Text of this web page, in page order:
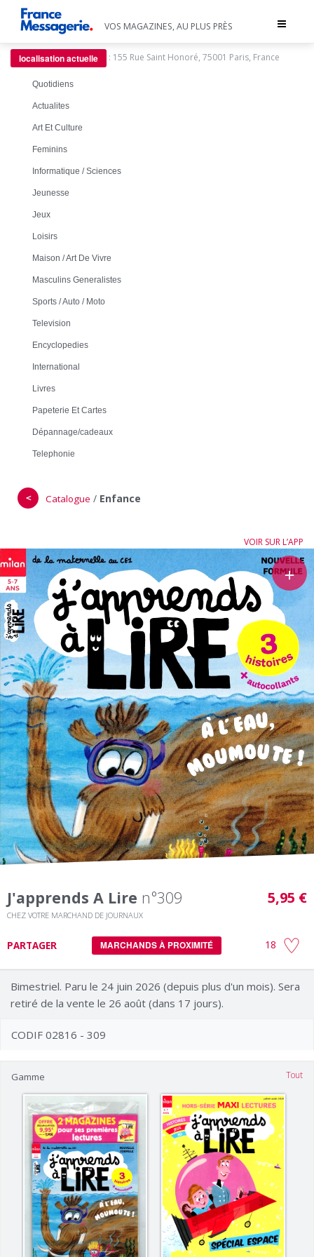
Toggle
VOS MAGAZINES, AU PLUS PRÈS
localisation actuelle : 155 Rue Saint Honoré, 75001 Paris, France
Quotidiens
Actualites
Art Et Culture
Feminins
Informatique / Sciences
Jeunesse
Jeux
Loisirs
Maison / Art De Vivre
Masculins Generalistes
Sports / Auto / Moto
Television
Encyclopedies
International
Livres
Papeterie Et Cartes
Dépannage/cadeaux
Telephonie
＜ Catalogue / Enfance
VOIR SUR L’APP
＋
J'apprends A Lire n°309
CHEZ VOTRE MARCHAND DE JOURNAUX
5,95 €
PARTAGER MARCHANDS À PROXIMITÉ 18
Bimestriel. Paru le 24 juin 2026 (depuis plus d'un mois). Sera
retiré de la vente le 26 août (dans 17 jours).
CODIF 02816 - 309
Gamme Tout